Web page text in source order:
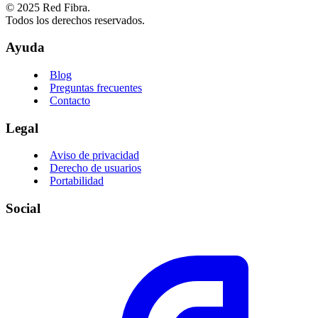
© 2025 Red Fibra.
Todos los derechos reservados.
Ayuda
Blog
Preguntas frecuentes
Contacto
Legal
Aviso de privacidad
Derecho de usuarios
Portabilidad
Social